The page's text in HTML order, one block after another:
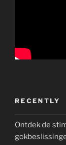
RECENTLY
Ontdek de